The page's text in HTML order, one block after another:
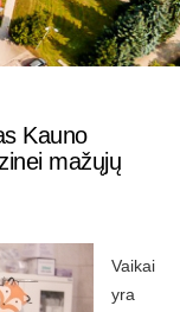
Kauno
mažųjų
Vaikai
yra